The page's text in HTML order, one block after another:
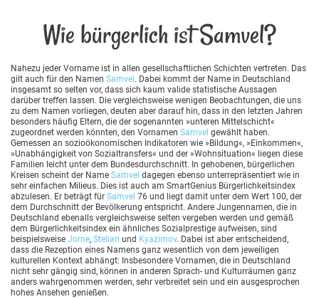
Wie bürgerlich ist Samvel?
Nahezu jeder Vorname ist in allen gesellschaftlichen Schichten vertreten. Das
gilt auch für den Namen Samvel . Dabei kommt der Name in Deutschland
insgesamt so selten vor, dass sich kaum valide statistische Aussagen
darüber treffen lassen. Die vergleichsweise wenigen Beobachtungen, die uns
zu dem Namen vorliegen, deuten aber darauf hin, dass in den letzten Jahren
besonders häufig Eltern, die der sogenannten »unteren Mittelschicht«
zugeordnet werden könnten, den Vornamen Samvel gewählt haben.
Gemessen an sozioökonomischen Indikatoren wie »Bildung«, »Einkommen«,
»Unabhängigkeit von Sozialtransfers« und der »Wohnsituation« liegen diese
Familien leicht unter dem Bundesdurchschnitt. In gehobenen, bürgerlichen
Kreisen scheint der Name Samvel dagegen ebenso unterrepräsentiert wie in
sehr einfachen Milieus. Dies ist auch am SmartGenius Bürgerlichkeitsindex
abzulesen. Er beträgt für Samvel 76 und liegt damit unter dem Wert 100, der
dem Durchschnitt der Bevölkerung entspricht. Andere Jungennamen, die in
Deutschland ebenalls vergleichsweise selten vergeben werden und gemäß
dem Bürgerlichkeitsindex ein ähnliches Sozialprestige aufweisen, sind
beispielsweise Jorne, Stelian und Kyazimov. Dabei ist aber entscheidend,
dass die Rezeption eines Namens ganz wesentlich von dem jeweiligen
kulturellen Kontext abhängt: Insbesondere Vornamen, die in Deutschland
nicht sehr gängig sind, können in anderen Sprach- und Kulturräumen ganz
anders wahrgenommen werden, sehr verbreitet sein und ein ausgesprochen
hohes Ansehen genießen.